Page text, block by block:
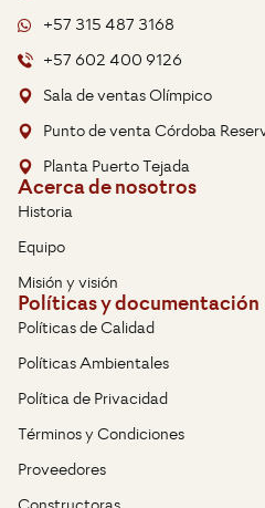
+57 315 487 3168
+57 602 400 9126
Sala de ventas Olímpico
Punto de venta Córdoba
Planta Puerto Tejada
Acerca de nosotros
Historia
Equipo
Misión y visión
Políticas y documentación
Políticas de Calidad
Políticas Ambientales
Política de Privacidad
Términos y Condiciones
Proveedores